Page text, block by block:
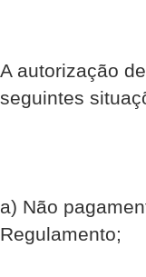
A autorização
seguintes
a) Não
Regulamento;